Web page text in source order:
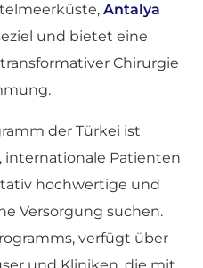
Antalya
und bietet eine
Chirurgie
der Türkei ist
internationale Patienten
hochwertige und
Versorgung suchen.
verfügt über